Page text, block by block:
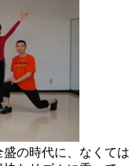
の時代に、なくては